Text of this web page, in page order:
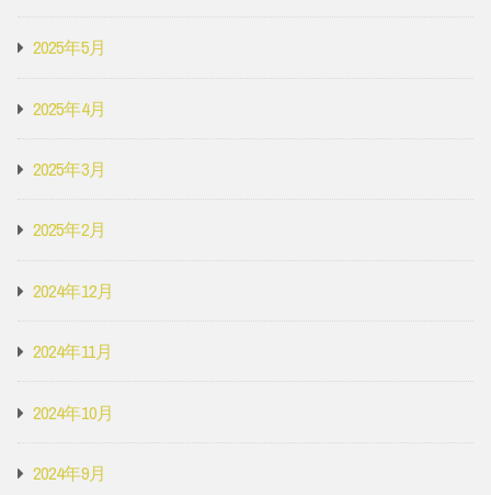
2025年5月
2025年4月
2025年3月
2025年2月
2024年12月
2024年11月
2024年10月
2024年9月